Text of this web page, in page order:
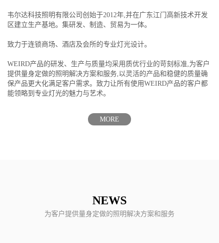
韦尔达科技照明有限公司创始于2012年,并在广东江门高新技术开发
区建立生产基地。集研发、制造、贸易为一体。
致力于连锁商场、酒店及会所的专业灯光设计。
WEIRD产品的研发、生产与质量均采用质优行业的苛刻标准,为客户
提供量身定做的照明解决方案和服务,以灵活的产品和稳健的质量确
保产品更大化满足客户需求。致力让所有使用WEIRD产品的客户都
能领略到专业灯光的魅力与艺术。
MORE
NEWS
为客户提供量身定做的照明解决方案和服务